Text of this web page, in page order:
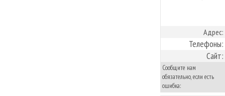
Адрес:
Телефоны:
Сайт:
Сообщите нам
обязательно, если есть
ошибка: